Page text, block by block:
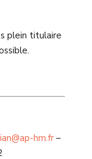
plein titulaire
hm.fr–